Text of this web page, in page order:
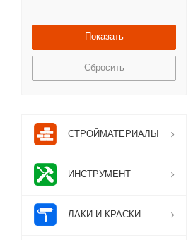
Сбросить
СТРОЙМАТЕРИАЛЫ
ИНСТРУМЕНТ
ЛАКИ И КРАСКИ